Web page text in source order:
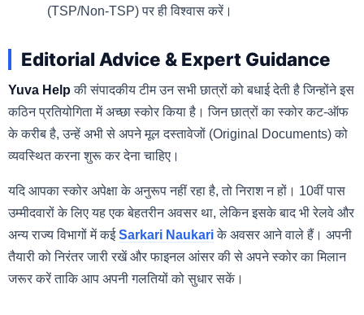
(TSP/Non-TSP) पर ही विश्वास करें।
Editorial Advice & Expert Guidance
Yuva Help की संपादकीय टीम उन सभी छात्रों को बधाई देती है जिन्होंने इस
कठिन प्रतियोगिता में अच्छा स्कोर किया है। जिन छात्रों का स्कोर कट-ऑफ
के करीब है, उन्हें अभी से अपने मूल दस्तावेजों (Original Documents) को
व्यवस्थित करना शुरू कर देना चाहिए।
यदि आपका स्कोर अपेक्षा के अनुरूप नहीं रहा है, तो निराश न हों। 10वीं पास
उम्मीदवारों के लिए यह एक बेहतरीन अवसर था, लेकिन इसके बाद भी रेलवे और
अन्य राज्य विभागों में कईSarkari Naukariके अवसर आने वाले हैं। अपनी
तैयारी को निरंतर जारी रखें और फाइनल आंसर की से अपने स्कोर का मिलान
जरूर करें ताकि आप अपनी गलतियों को सुधार सकें।